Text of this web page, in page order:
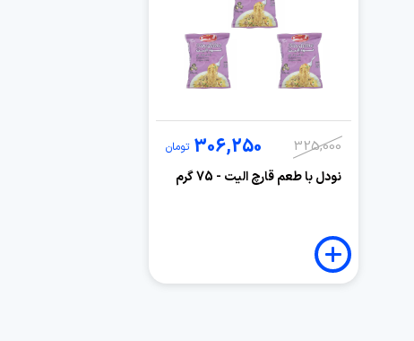
325,000
306,250 تومان
نودل با طعم قارچ الیت - 75 گرم